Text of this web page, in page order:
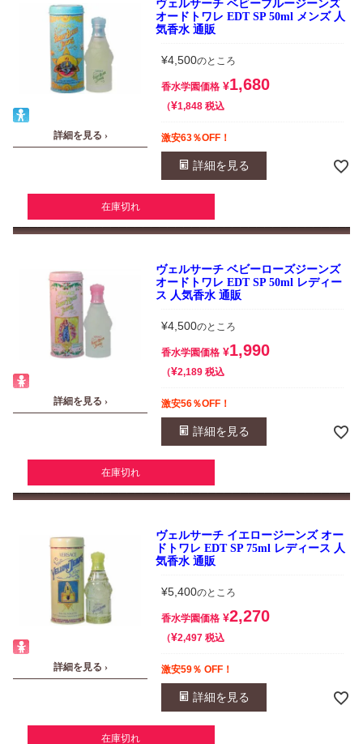
詳細を見る ›
ヴェルサーチ ベビーブルージーンズ
オードトワレ EDT SP 50ml メンズ 人
気香水 通販
¥4,500のところ
香水学園価格 ¥1,680
¥1,848 税込
激安63％OFF！
詳細を見る
在庫切れ
詳細を見る ›
ヴェルサーチ ベビーローズジーンズ
オードトワレ EDT SP 50ml レディー
ス 人気香水 通販
¥4,500のところ
香水学園価格 ¥1,990
¥2,189 税込
激安56％OFF！
詳細を見る
在庫切れ
詳細を見る ›
ヴェルサーチ イエロージーンズ オー
ドトワレ EDT SP 75ml レディース 人
気香水 通販
¥5,400のところ
香水学園価格 ¥2,270
¥2,497 税込
激安59％ OFF！
詳細を見る
在庫切れ